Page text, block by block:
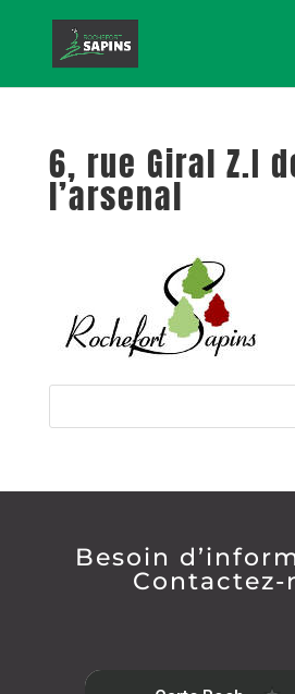
6, rue Giral Z.I
l’arsenal
Besoin
Contactez-